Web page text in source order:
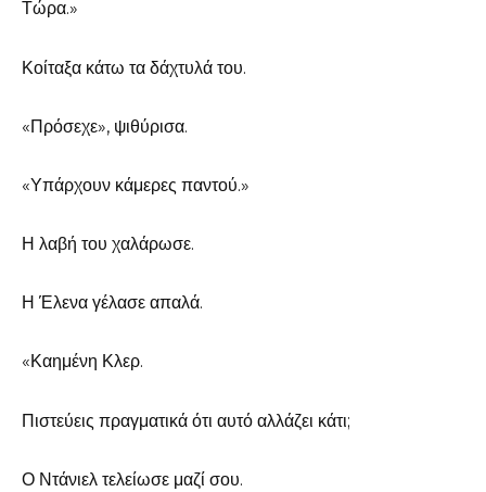
Τώρα.»
Κοίταξα κάτω τα δάχτυλά του.
«Πρόσεχε», ψιθύρισα.
«Υπάρχουν κάμερες παντού.»
Η λαβή του χαλάρωσε.
Η Έλενα γέλασε απαλά.
«Καημένη Κλερ.
Πιστεύεις πραγματικά ότι αυτό αλλάζει κάτι;
Ο Ντάνιελ τελείωσε μαζί σου.